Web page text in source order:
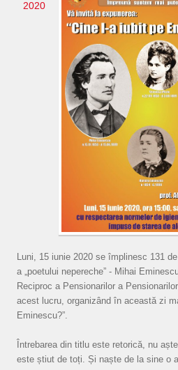
2020
Luni, 15 iunie 2020 se împlinesc 131
a „poetului nepereche” - Mihai
Reciproc a Pensionarilor a
acest lucru, organizând în această zi
Eminescu?”.
Întrebarea din titlu este retorică, nu
este știut de toți. Și naște de la sine o